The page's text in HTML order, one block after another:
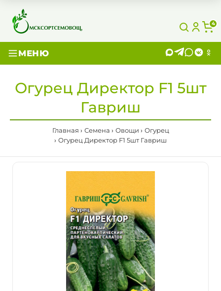
4
МЕНЮ
Огурец Директор F1 5шт
Гавриш
Главная Семена Овощи
Огурец
Огурец Директор F1 5шт Гавриш